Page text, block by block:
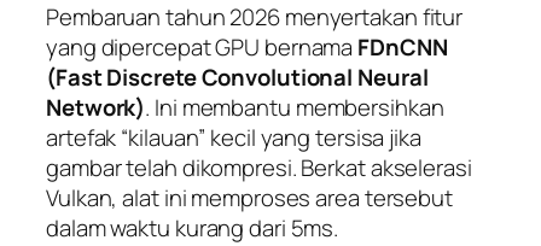
Pembaruan tahun 2026 menyertakan fitur
yang dipercepat GPU bernama FDnCNN
(Fast Discrete Convolutional Neural
Network). Ini membantu membersihkan
artefak “kilauan” kecil yang tersisa jika
gambar telah dikompresi. Berkat akselerasi
Vulkan, alat ini memproses area tersebut
dalam waktu kurang dari 5ms.